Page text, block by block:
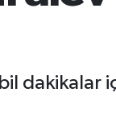
dakikalar